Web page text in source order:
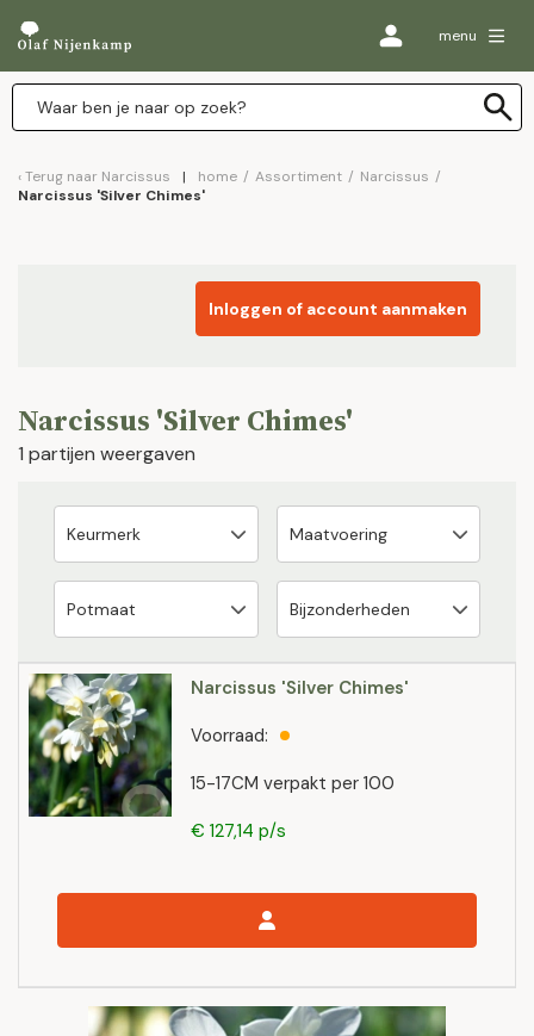
menu
Terug naar Narcissus home / Assortiment / Narcissus /
Narcissus 'Silver Chimes'
Inloggen of account aanmaken
Narcissus 'Silver Chimes'
1 partijen weergaven
Narcissus 'Silver Chimes'
15-17CM verpakt per 100
Voorraad:
€ 127,14 p/s